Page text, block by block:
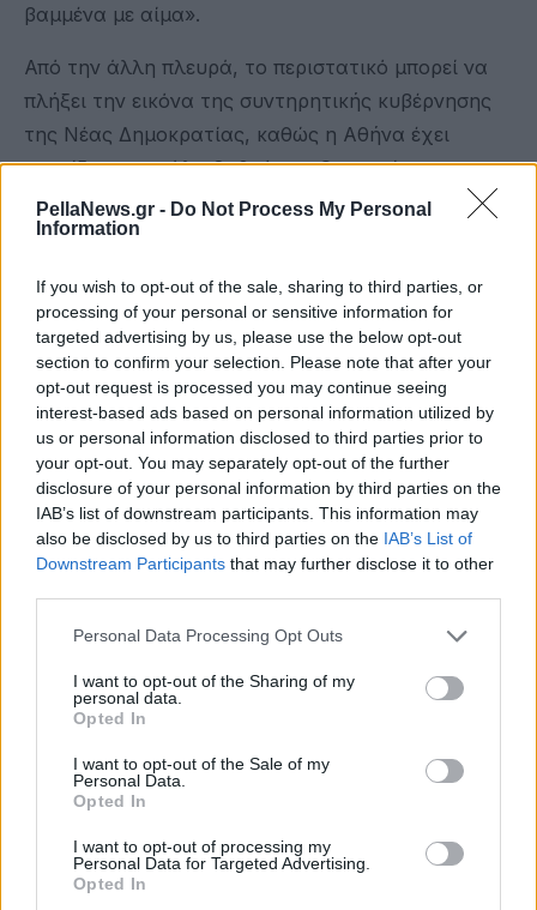
PellaNews.gr - Do Not Process My Personal
Information
If you wish to opt-out of the sale, sharing to third parties, or
processing of your personal or sensitive information for
targeted advertising by us, please use the below opt-out
section to confirm your selection. Please note that after your
opt-out request is processed you may continue seeing
interest-based ads based on personal information utilized by
us or personal information disclosed to third parties prior to
your opt-out. You may separately opt-out of the further
disclosure of your personal information by third parties on the
IAB’s list of downstream participants. This information may
also be disclosed by us to third parties on the IAB’s List of
Downstream Participants that may further disclose it to other
Personal Data Processing Opt Outs
I want to opt-out of the Sharing of my
personal data.
Opted In
I want to opt-out of the Sale of my
Personal Data.
Opted In
I want to opt-out of processing my
Personal Data for Targeted Advertising.
Opted In
βαμμένα με αίμα».
Από την άλλη πλευρά, το περιστατικό μπορεί να
πλήξει την εικόνα της συντηρητικής κυβέρνησης
της Νέας Δημοκρατίας, καθώς η Αθήνα έχει
στηρίξει σε μεγάλο βαθμό την Ουκρανία τα
τελευταία πέντε χρόνια, αντιστρέφοντας τις
παραδοσιακά στενές σχέσεις με τη Ρωσία.
Η κυβέρνηση δέχεται πλέον κριτική από κόμματα
της αντιπολίτευσης σε όλο το πολιτικό φάσμα, τα
οποία υποστηρίζουν ότι η Ελλάδα φαίνεται
εντελώς απροστάτευτη, με ανεπαρκή επιτήρηση
των χωρικών της υδάτων.
Η δυσπιστία μεταξύ Ελλάδας και Ουκρανίας δεν
είναι νέα. Ορισμένες χώρες της ΕΕ πιέζουν την
Αθήνα να προμηθεύσει μαχητικά αεροσκάφη στην
Ουκρανία, αλλά η Ελλάδα εμφανίζεται
συμφωνήσει να αναπτύξουν από κοινού θαλάσσια
μη επανδρωμένα οχήματα, όμως η συμφωνία
φαίνεται να έχει «κολλήσει», καθώς η Ουκρανία
θέλει να διατηρήσει λόγο στη χρήση τους από τις
ερμηνεύει ως προσπάθεια διατήρησης επιρροής
έναντι της Τουρκίας.